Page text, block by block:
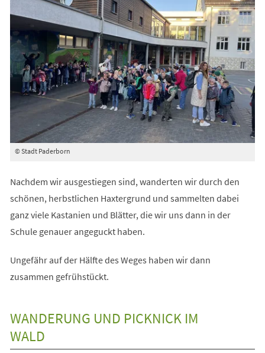
© Stadt Paderborn
Nachdem wir ausgestiegen sind, wanderten wir durch den
schönen, herbstlichen Haxtergrund und sammelten dabei
ganz viele Kastanien und Blätter, die wir uns dann in der
Schule genauer angeguckt haben.
Ungefähr auf der Hälfte des Weges haben wir dann
zusammen gefrühstückt.
WANDERUNG UND PICKNICK IM
WALD